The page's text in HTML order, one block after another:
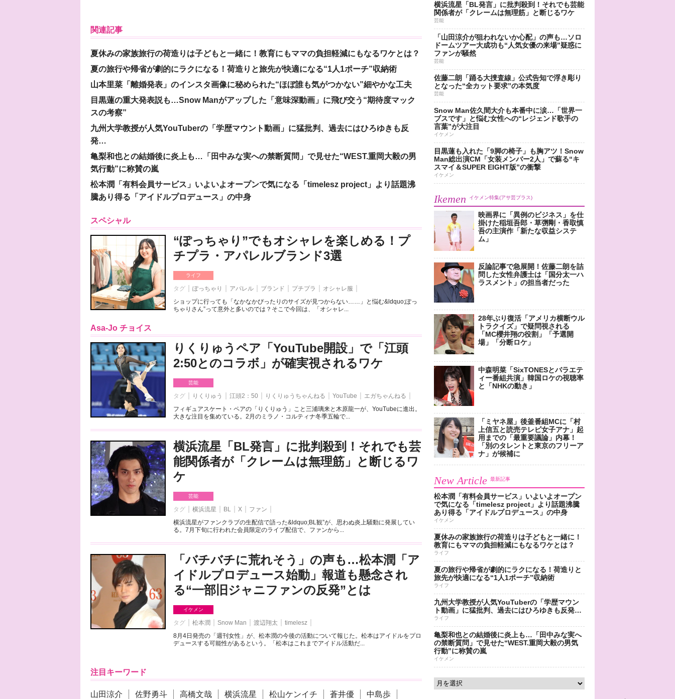
関連記事
夏休みの家族旅行の荷造りは子どもと一緒に！教育にもママの負担軽減にもなるワケとは？
夏の旅行や帰省が劇的にラクになる！荷造りと旅先が快適になる“1人1ポーチ”収納術
山本里菜「離婚発表」のインスタ画像に秘められた“ほぼ誰も気がつかない”細やかな工夫
目黒蓮の重大発表説も…Snow Manがアップした「意味深動画」に飛び交う“期待度マック
スの考察”
九州大学教授が人気YouTuberの「学歴マウント動画」に猛批判、過去にはひろゆきも反
発…
亀梨和也との結婚後に炎上も…「田中みな実への禁断質問」で見せた“WEST.重岡大毅の男
気行動”に称賛の嵐
松本潤「有料会員サービス」いよいよオープンで気になる「timelesz project」より話題沸
騰あり得る「アイドルプロデュース」の中身
スペシャル
“ぽっちゃり”でもオシャレを楽しめる！プ
チプラ・アパレルブランド3選
ライフ
タグ ぽっちゃり アパレル ブランド プチプラ
オシャレ服
ショップに行っても「なかなかぴったりのサイズが見つからない……」と悩む&ldquo;ぽっ
ちゃりさん”って意外と多いのでは？そこで今回は、「オシャレ...
Asa-Jo チョイス
りくりゅうペア「YouTube開設」で「江頭
2:50とのコラボ」が確実視されるワケ
芸能
タグ りくりゅう 江頭2：50 りくりゅうちゃんねる YouTube
エガちゃんねる
フィギュアスケート・ペアの「りくりゅう」こと三浦璃来と木原龍一が、YouTubeに進出。
大きな注目を集めている。2月のミラノ・コルティナ冬季五輪で...
横浜流星「BL発言」に批判殺到！それでも芸
能関係者が「クレームは無理筋」と断じるワ
ケ
芸能
タグ 横浜流星 BL X
ファン
横浜流星がファンクラブの生配信で語った&ldquo;BL観”が、思わぬ炎上騒動に発展してい
る。7月下旬に行われた会員限定のライブ配信で、ファンから...
「バチバチに荒れそう」の声も…松本潤「ア
イドルプロデュース始動」報道も懸念され
る“一部旧ジャニファンの反発”とは
イケメン
タグ 松本潤 Snow Man 渡辺翔太
timelesz
8月4日発売の「週刊女性」が、松本潤の今後の活動について報じた。松本はアイドルをプロ
デュースする可能性があるという。「松本はこれまでアイドル活動だ...
注目キーワード
山田涼介 佐野勇斗 高橋文哉 横浜流星 松山ケンイチ 蒼井優 中島歩
横浜流星「BL発言」に批判殺到！それでも芸能
関係者が「クレームは無理筋」と断じるワケ
芸能
「山田涼介が狙われないか心配」の声も…ソロ
ドームツアー大成功も“人気女優の来場”疑惑に
ファンが騒然
芸能
佐藤二朗「踊る大捜査線」公式告知で浮き彫り
となった“全カット要求”の本気度
芸能
Snow Man佐久間大介も本番中に涙…「世界一
ブスです」と悩む女性への“レジェンド歌手の
言葉”が大注目
イケメン
目黒蓮も入れた「9脚の椅子」も胸アツ！Snow
Man総出演CM「女装メンバー2人」で蘇る“キ
スマイ＆SUPER EIGHT版”の衝撃
イケメン
Ikemen イケメン特集(アサ芸プラス)
映画界に「異例のビジネス」を仕
掛けた稲垣吾郎・草彅剛・香取慎
吾の主演作「新たな収益システ
ム」
反論記事で急展開！佐藤二朗を詰
問した女性弁護士は「国分太一ハ
ラスメント」の担当者だった
28年ぶり復活「アメリカ横断ウル
トラクイズ」で疑問視される
「MC櫻井翔の役割」「予選開
場」「分断ロケ」
中森明菜「SixTONESとバラエテ
ィー番組共演」韓国ロケの視聴率
と「NHKの動き」
「ミヤネ屋」後釜番組MCに「村
上信五と読売テレビ女子アナ」起
用までの「最重要議論」内幕！
「別のタレントと東京のフリーア
ナ」が候補に
New Article 最新記事
松本潤「有料会員サービス」いよいよオープン
で気になる「timelesz project」より話題沸騰
あり得る「アイドルプロデュース」の中身
イケメン
夏休みの家族旅行の荷造りは子どもと一緒に！
教育にもママの負担軽減にもなるワケとは？
ライフ
夏の旅行や帰省が劇的にラクになる！荷造りと
旅先が快適になる“1人1ポーチ”収納術
ライフ
九州大学教授が人気YouTuberの「学歴マウン
ト動画」に猛批判、過去にはひろゆきも反発…
ライフ
亀梨和也との結婚後に炎上も…「田中みな実へ
の禁断質問」で見せた“WEST.重岡大毅の男気
行動”に称賛の嵐
イケメン